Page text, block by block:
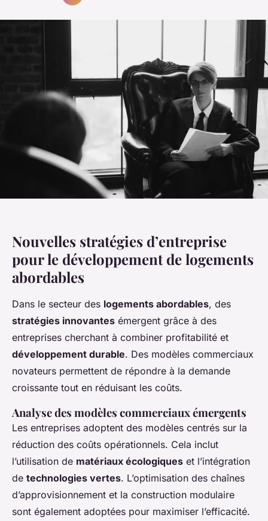
Nouvelles stratégies d’entreprise
pour le développement de logements
abordables
Dans le secteur des logements abordables, des
stratégies innovantes émergent grâce à des
entreprises cherchant à combiner profitabilité et
développement durable. Des modèles commerciaux
novateurs permettent de répondre à la demande
croissante tout en réduisant les coûts.
Analyse des modèles commerciaux émergents
Les entreprises adoptent des modèles centrés sur la
réduction des coûts opérationnels. Cela inclut
l’utilisation de matériaux écologiques et l’intégration
de technologies vertes. L’optimisation des chaînes
d’approvisionnement et la construction modulaire
sont également adoptées pour maximiser l’efficacité.